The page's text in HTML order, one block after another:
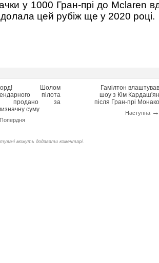
у 1000 Гран-прі до Mclaren
цей рубіж ще у 2020 році.
Шолом
пілота
продано за
суму
Попердня
Гамілтон влаштував
шоу з Кім Кардаш'ян
після Гран-прі Монако
Наступна →
можуть додавати коментарі.